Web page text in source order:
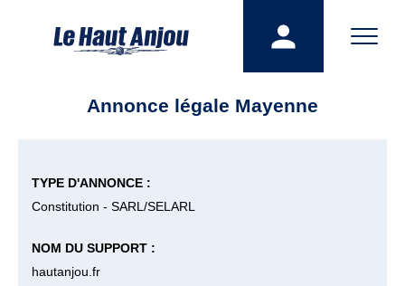
Annonce légale Mayenne
TYPE D'ANNONCE :
Constitution - SARL/SELARL
NOM DU SUPPORT :
hautanjou.fr